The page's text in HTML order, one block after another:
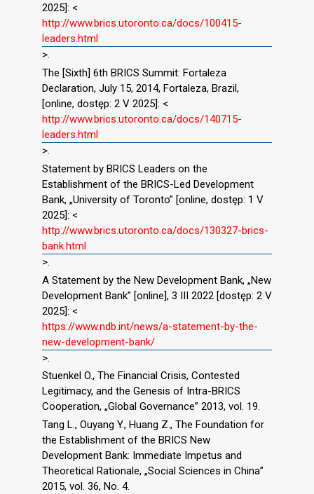
2025]: <
http://www.brics.utoronto.ca/docs/100415-
leaders.html
>.
The [Sixth] 6th BRICS Summit: Fortaleza
Declaration, July 15, 2014, Fortaleza, Brazil,
[online, dostęp: 2 V 2025]: <
http://www.brics.utoronto.ca/docs/140715-
leaders.html
>.
Statement by BRICS Leaders on the
Establishment of the BRICS-Led Development
Bank, „University of Toronto” [online, dostęp: 1 V
2025]: <
http://www.brics.utoronto.ca/docs/130327-brics-
bank.html
>.
A Statement by the New Development Bank, „New
Development Bank” [online], 3 III 2022 [dostęp: 2 V
2025]: <
https://www.ndb.int/news/a-statement-by-the-
new-development-bank/
>.
Stuenkel O., The Financial Crisis, Contested
Legitimacy, and the Genesis of Intra-BRICS
Cooperation, „Global Governance” 2013, vol. 19.
Tang L., Ouyang Y., Huang Z., The Foundation for
the Establishment of the BRICS New
Development Bank: Immediate Impetus and
Theoretical Rationale, „Social Sciences in China”
2015, vol. 36, No. 4.